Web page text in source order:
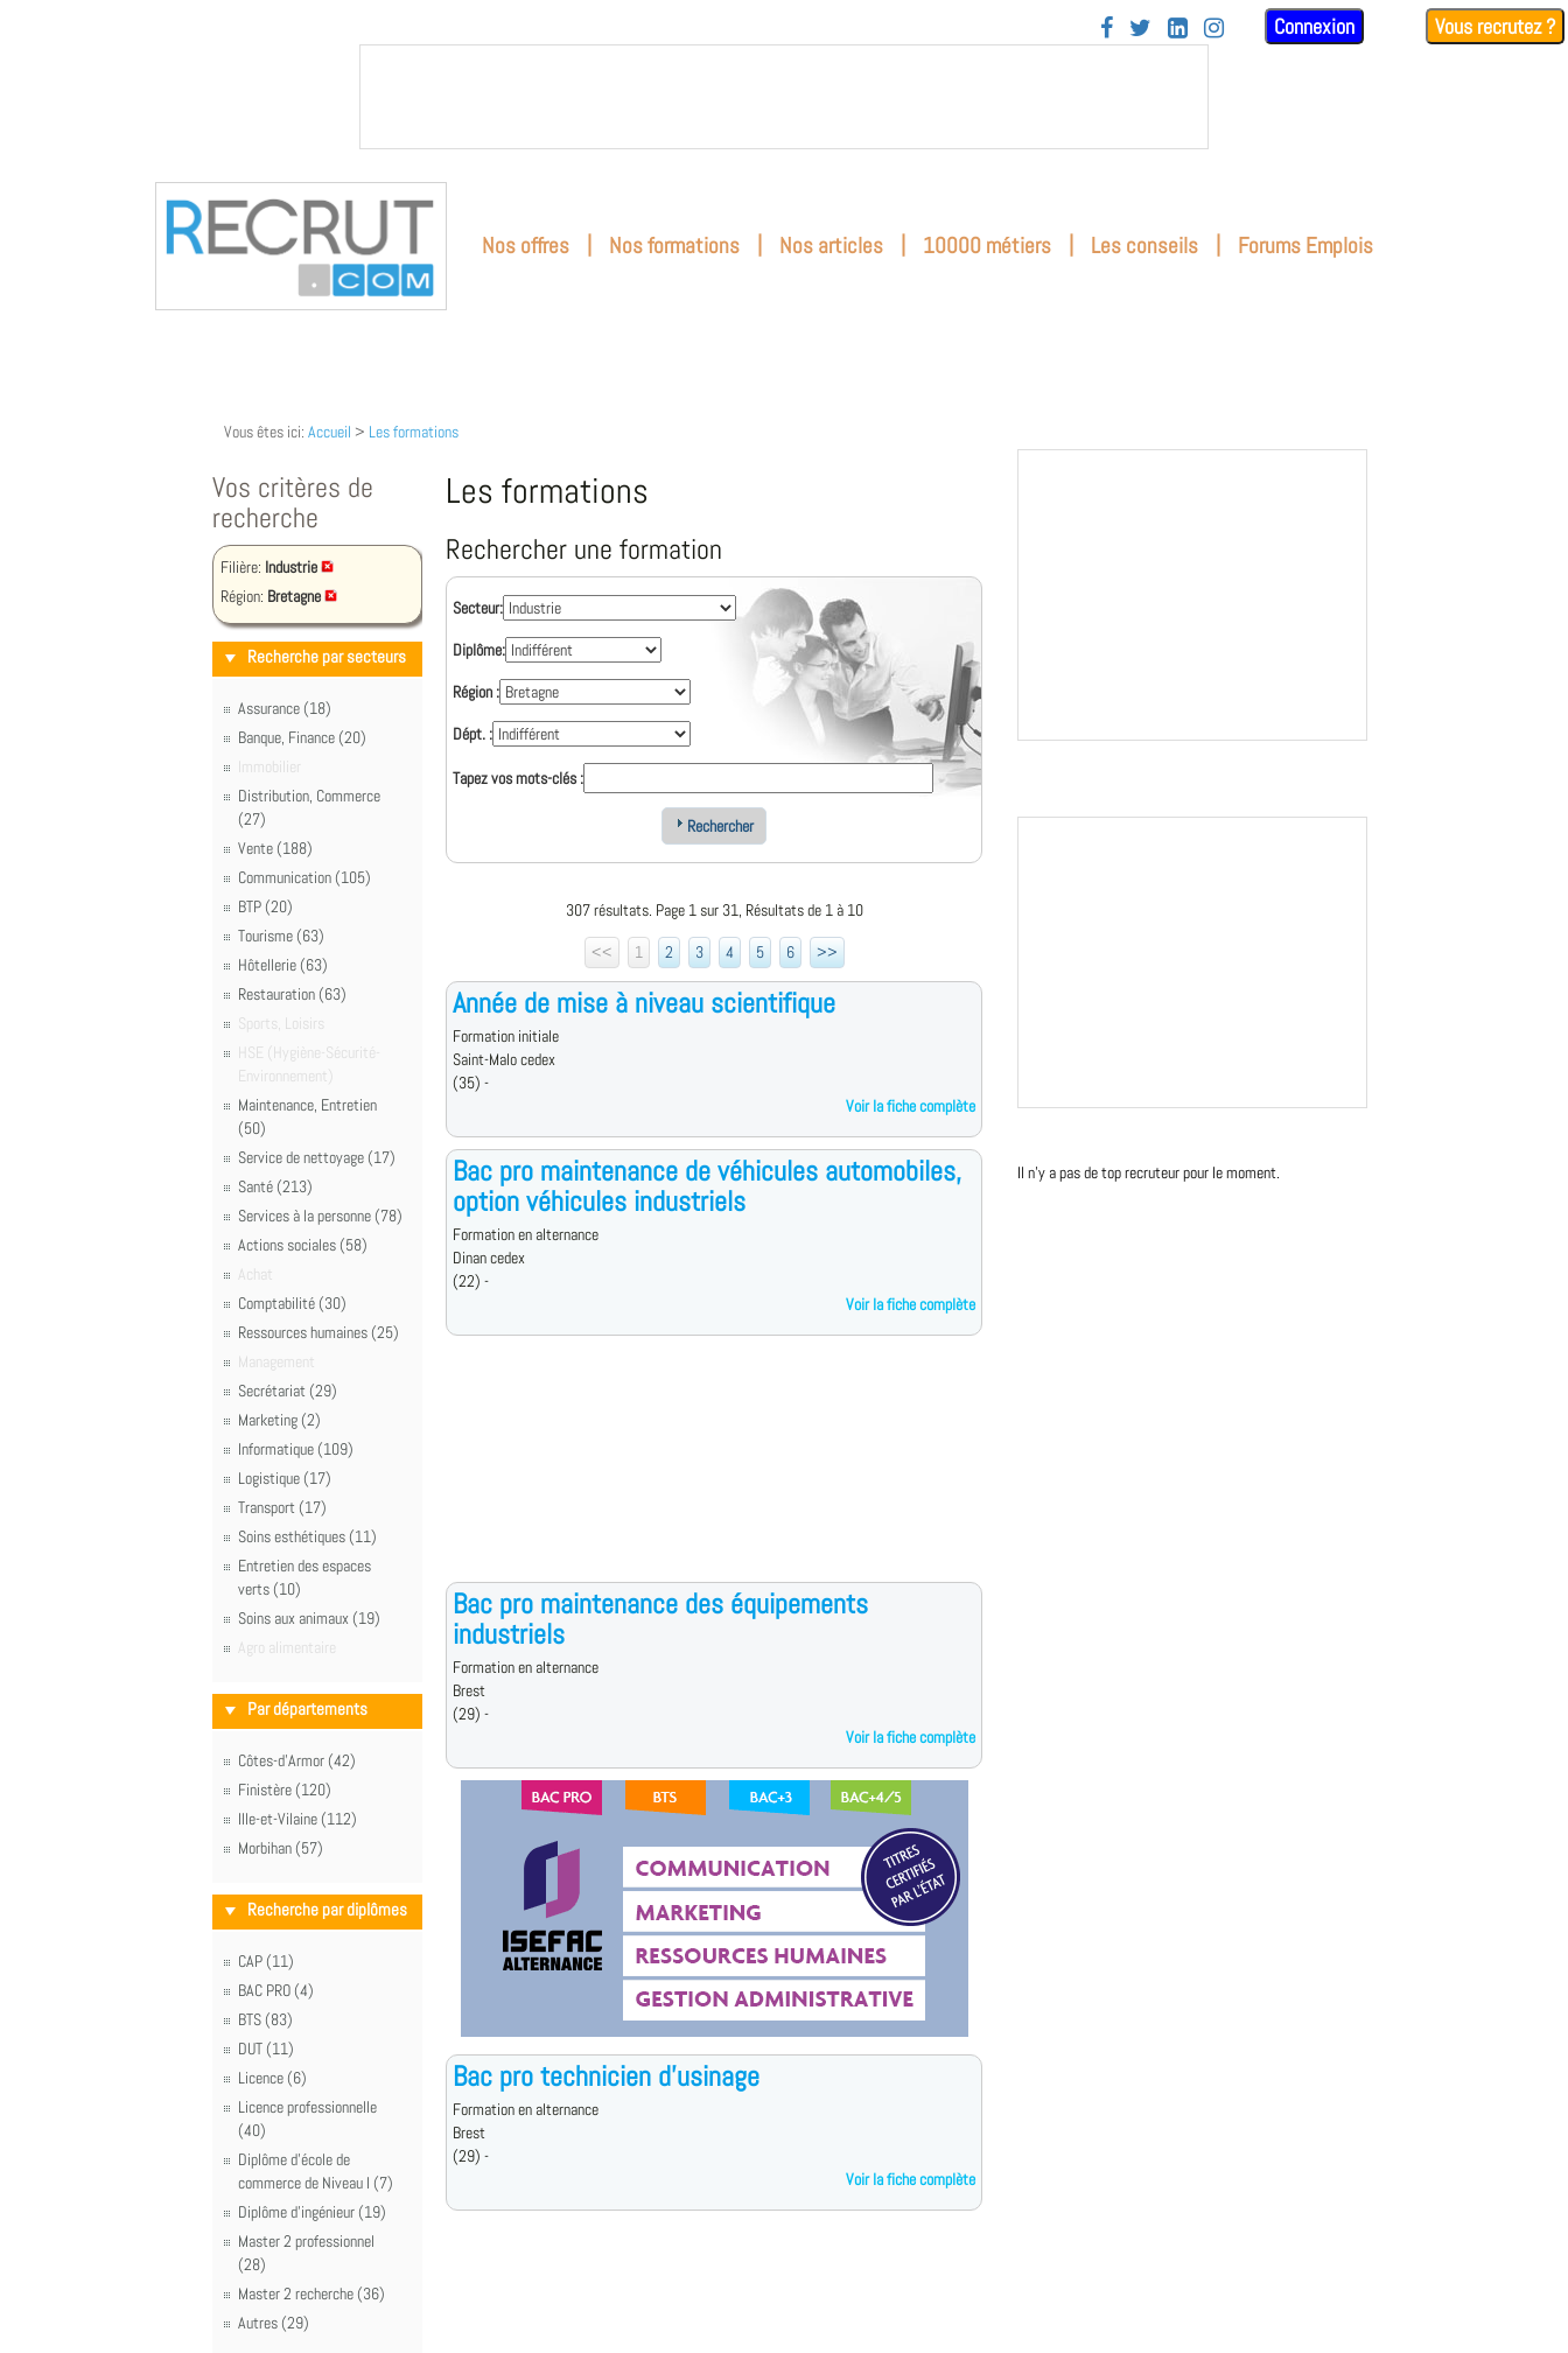
    Connexion Vous recrutez ?
Nos offres | Nos formations | Nos articles | 10000 métiers | Les conseils | Forums Emplois
Vous êtes ici: Accueil > Les formations
Vos critères de
recherche
Filière: Industrie
Région: Bretagne
Recherche par secteurs
Assurance (18)
Banque, Finance (20)
Immobilier
Distribution, Commerce
(27)
Vente (188)
Communication (105)
BTP (20)
Tourisme (63)
Hôtellerie (63)
Restauration (63)
Sports, Loisirs
HSE (Hygiène-Sécurité-
Environnement)
Maintenance, Entretien
(50)
Service de nettoyage (17)
Santé (213)
Services à la personne (78)
Actions sociales (58)
Achat
Comptabilité (30)
Ressources humaines (25)
Management
Secrétariat (29)
Marketing (2)
Informatique (109)
Logistique (17)
Transport (17)
Soins esthétiques (11)
Entretien des espaces
verts (10)
Soins aux animaux (19)
Agro alimentaire
Par départements
Côtes-d'Armor (42)
Finistère (120)
Ille-et-Vilaine (112)
Morbihan (57)
Recherche par diplômes
CAP (11)
BAC PRO (4)
BTS (83)
DUT (11)
Licence (6)
Licence professionnelle
(40)
Diplôme d'école de
commerce de Niveau I (7)
Diplôme d'ingénieur (19)
Master 2 professionnel
(28)
Master 2 recherche (36)
Autres (29)
Les formations
Rechercher une formation
Secteur:
Diplôme:
Région :
Dépt. :
Tapez vos mots-clés :
Rechercher
307 résultats. Page 1 sur 31, Résultats de 1 à 10
<<
1 2 3 4 5 6 >>
Année de mise à niveau scientifique
Formation initiale
Saint-Malo cedex
(35) -
Voir la fiche complète
Bac pro maintenance de véhicules automobiles,
option véhicules industriels
Formation en alternance
Dinan cedex
(22) -
Voir la fiche complète
Bac pro maintenance des équipements
industriels
Formation en alternance
Brest
(29) -
Voir la fiche complète
Bac pro technicien d'usinage
Formation en alternance
Brest
(29) -
Voir la fiche complète
Il n'y a pas de top recruteur pour le moment.